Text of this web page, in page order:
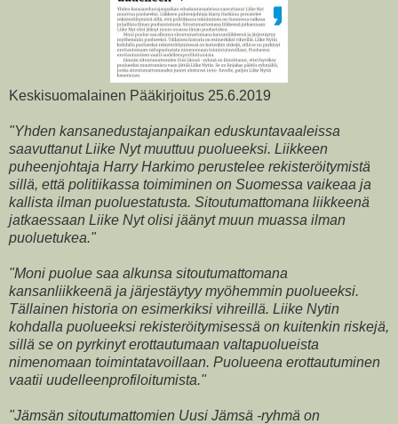
Keskisuomalainen Pääkirjoitus 25.6.2019
"Yhden kansanedustajanpaikan eduskuntavaaleissa
saavuttanut Liike Nyt muuttuu puolueeksi. Liikkeen
puheenjohtaja Harry Harkimo perustelee rekisteröitymistä
sillä, että politiikassa toimiminen on Suomessa vaikeaa ja
kallista ilman puoluestatusta. Sitoutumattomana liikkeenä
jatkaessaan Liike Nyt olisi jäänyt muun muassa ilman
puoluetukea."
"Moni puolue saa alkunsa sitoutumattomana
kansanliikkeenä ja järjestäytyy myöhemmin puolueeksi.
Tällainen historia on esimerkiksi vihreillä. Liike Nytin
kohdalla puolueeksi rekisteröitymisessä on kuitenkin riskejä,
sillä se on pyrkinyt erottautumaan valtapuolueista
nimenomaan toimintatavoillaan. Puolueena erottautuminen
vaatii uudelleenprofiloitumista."
"Jämsän sitoutumattomien Uusi Jämsä -ryhmä on